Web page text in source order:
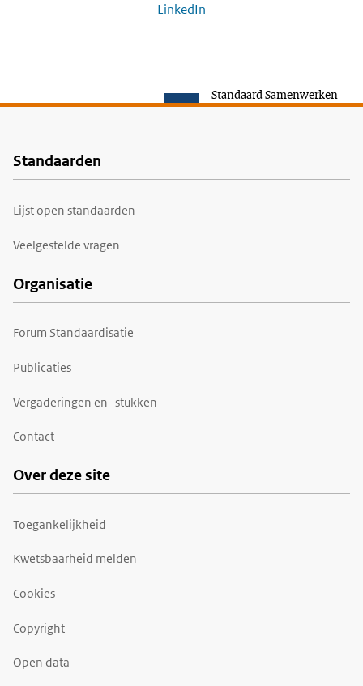
LinkedIn
Standaard Samenwerken
Voet
Standaarden
Lijst open standaarden
Veelgestelde vragen
Organisatie
Forum Standaardisatie
Publicaties
Vergaderingen en -stukken
Contact
Over deze site
Toegankelijkheid
Kwetsbaarheid melden
Cookies
Copyright
Open data